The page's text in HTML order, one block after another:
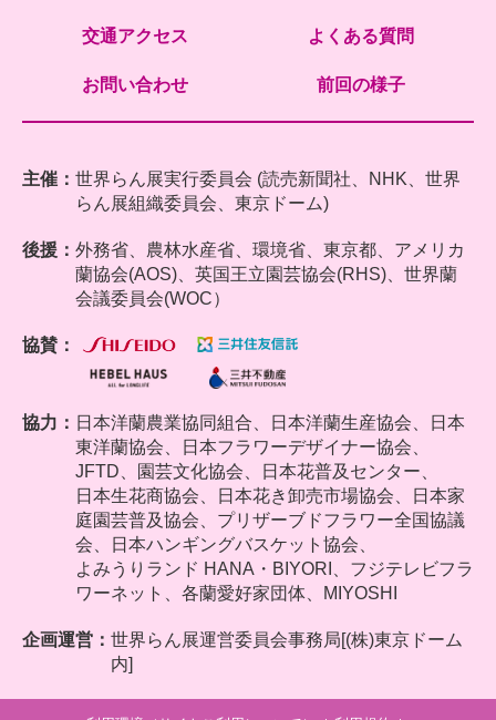
交通アクセス よくある質問
お問い合わせ 前回の様子
主催： 世界らん展実行委員会 (読売新聞社、NHK、世界
らん展組織委員会、東京ドーム)
後援： 外務省、農林水産省、環境省、東京都、アメリカ
蘭協会(AOS)、英国王立園芸協会(RHS)、世界蘭
会議委員会(WOC）
協賛：
協力： 日本洋蘭農業協同組合、
日本洋蘭生産協会、日本
東洋蘭協会、日本フラワーデザイナー協会、
JFTD、園芸文化協会、日本花普及センター、
日本生花商協会、日本花き卸売市場協会、日本家
庭園芸普及協会、プリザーブドフラワー全国協議
会、日本ハンギングバスケット協会、
よみうりランド HANA・BIYORI、フジテレビフラ
ワーネット、各蘭愛好家団体、MIYOSHI
企画運営： 世界らん展運営委員会事務局[(株)東京ドーム
内]